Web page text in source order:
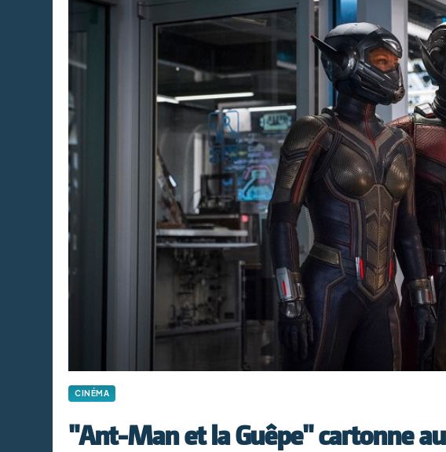
CINÉMA
"Ant-Man et la Guêpe" cartonne